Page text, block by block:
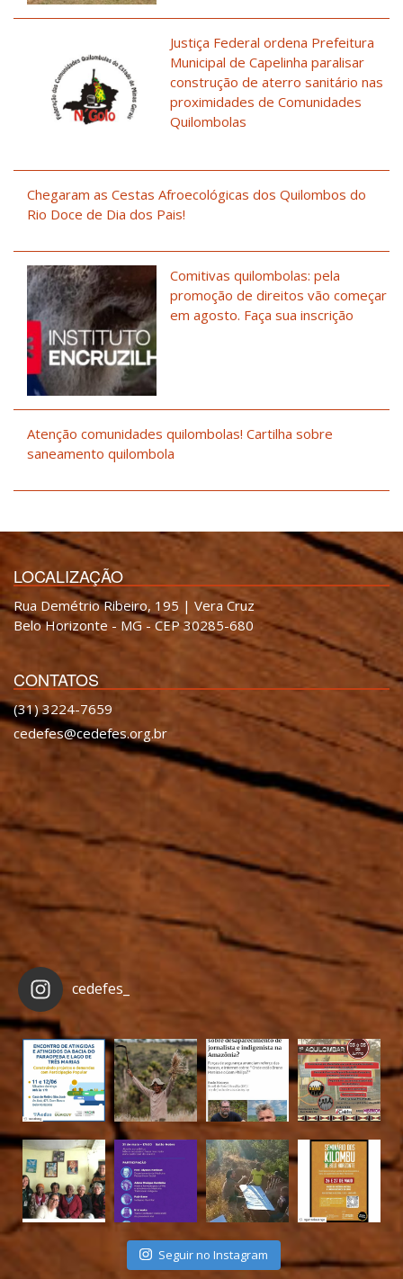
Justiça Federal ordena Prefeitura
Municipal de Capelinha paralisar
construção de aterro sanitário nas
proximidades de Comunidades
Quilombolas
Chegaram as Cestas Afroecológicas dos Quilombos do
Rio Doce de Dia dos Pais!
Comitivas quilombolas: pela
promoção de direitos vão começar
em agosto. Faça sua inscrição
Atenção comunidades quilombolas! Cartilha sobre
saneamento quilombola
LOCALIZAÇÃO
Rua Demétrio Ribeiro, 195 | Vera Cruz
Belo Horizonte - MG - CEP 30285-680
CONTATOS
(31) 3224-7659
cedefes@cedefes.org.br
cedefes_
Seguir no Instagram